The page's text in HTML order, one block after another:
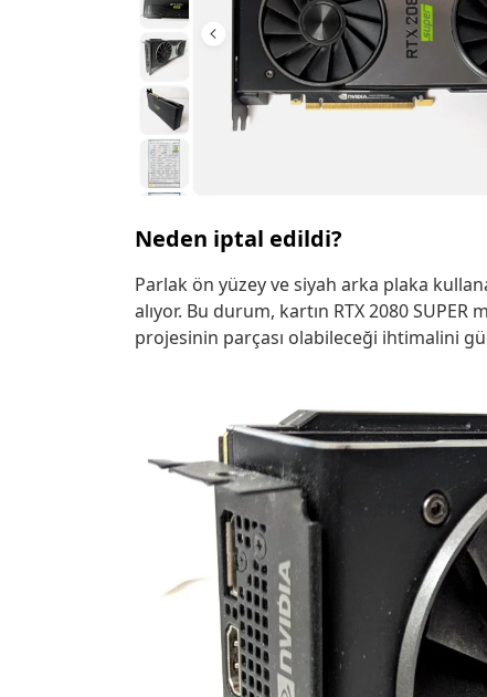
Neden iptal edildi?
Parlak ön yüzey ve siyah arka plaka
alıyor. Bu durum, kartın RTX 2080
projesinin parçası olabileceği ihtimalini